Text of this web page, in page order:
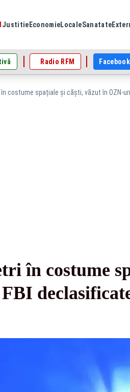
Justitie EconomieLocaleSanatate
Radio RFM Facebook
în costume spațiale și căști, văzut în OZN-
în costume